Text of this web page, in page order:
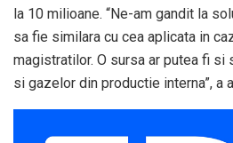
la 10 milioane. “Ne-am gandit la
sa fie similara cu cea aplicata in
magistratilor. O sursa ar putea fi si
si gazelor din productie interna”, a